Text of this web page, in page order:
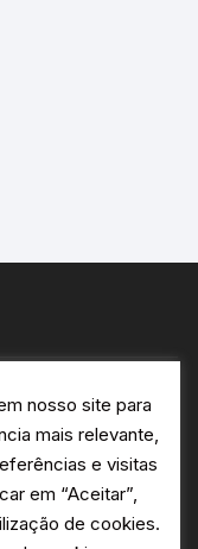
nosso site para
mais relevante,
e visitas
em “Aceitar”,
de cookies.